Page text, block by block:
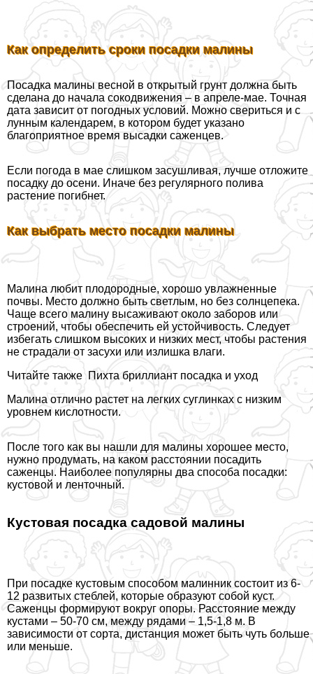
Как определить сроки посадки малины
Посадка малины весной в открытый грунт должна быть
сделана до начала сокодвижения – в апреле-мае. Точная
дата зависит от погодных условий. Можно свериться и с
лунным календарем, в котором будет указано
благоприятное время высадки саженцев.
Если погода в мае слишком засушливая, лучше отложите
посадку до осени. Иначе без регулярного полива
растение погибнет.
Как выбрать место посадки малины
Малина любит плодородные, хорошо увлажненные
почвы. Место должно быть светлым, но без солнцепека.
Чаще всего малину высаживают около заборов или
строений, чтобы обеспечить ей устойчивость. Следует
избегать слишком высоких и низких мест, чтобы растения
не страдали от засухи или излишка влаги.
Читайте также Пихта бриллиант посадка и уход
Малина отлично растет на легких суглинках с низким
уровнем кислотности.
После того как вы нашли для малины хорошее место,
нужно продумать, на каком расстоянии посадить
саженцы. Наиболее популярны два способа посадки:
кустовой и ленточный.
Кустовая посадка садовой малины
При посадке кустовым способом малинник состоит из 6-
12 развитых стeблей, которые образуют собой куст.
Саженцы формируют вокруг опоры. Расстояние между
кустами – 50-70 см, между рядами – 1,5-1,8 м. В
зависимости от сорта, дистанция может быть чуть больше
или меньше.